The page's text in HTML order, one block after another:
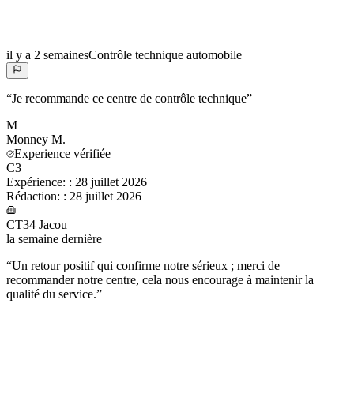
il y a 2 semainesContrôle technique automobile
“Je recommande ce centre de contrôle technique”
M
Monney M.
Experience vérifiée
C3
Expérience: : 28 juillet 2026
Rédaction: : 28 juillet 2026
CT34 Jacou
la semaine dernière
“Un retour positif qui confirme notre sérieux ; merci de
recommander notre centre, cela nous encourage à maintenir la
qualité du service.”